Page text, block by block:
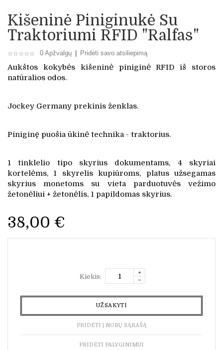
Kišeninė Piniginukė Su
Traktoriumi RFID "Ralfas"
0 Apžvalgų Pridėti savo atsiliepimą
Aukštos kokybės kišeninė piniginė RFID iš storos
natūralios odos.
Jockey Germany prekinis ženklas.
Piniginę puošia ūkinė technika - traktorius.
1 tinklelio tipo skyrius dokumentams, 4 skyriai
kortelėms, 1 skyrelis kupiūroms, platus užsegamas
skyrius monetoms su vieta parduotuvės vežimo
žetonėliui + žetonėlis, 1 papildomas skyrius.
38,00 €
Kiekis:
UŽSAKYTI
PRIDĖTI Į NORŲ SĄRAŠĄ
PRIDĖTI PALYGINIMUI